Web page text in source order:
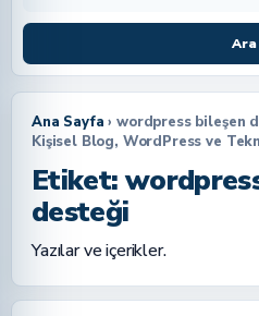
Ara
Ana Sayfa › wordpress bileşen
Kişisel Blog, WordPress ve
Etiket:
desteği
Yazılar ve içerikler.